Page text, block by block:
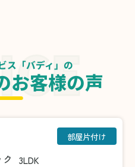
ス「バディ」の
お客様の声
3LDK
部屋片付け